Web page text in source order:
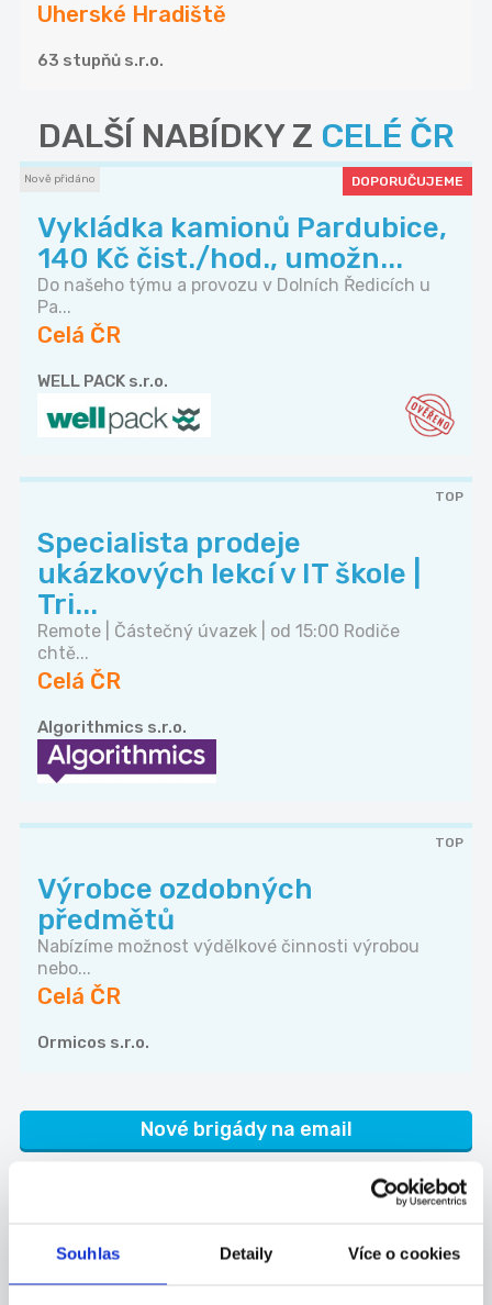
Souhlas Detaily Více o cookies
Uherské Hradiště
63 stupňů s.r.o.
DALŠÍ NABÍDKY Z CELÉ ČR
Nově přidáno DOPORUČUJEME
Vykládka kamionů Pardubice,
140 Kč čist./hod., umožn...
Do našeho týmu a provozu v Dolních Ředicích u
Pa...
Celá ČR
WELL PACK s.r.o.
TOP
Specialista prodeje
ukázkových lekcí v IT škole |
Tri...
Remote | Částečný úvazek | od 15:00 Rodiče
chtě...
Celá ČR
Algorithmics s.r.o.
TOP
Výrobce ozdobných
předmětů
Nabízíme možnost výdělkové činnosti výrobou
nebo...
Celá ČR
Ormicos s.r.o.
Nové brigády na email